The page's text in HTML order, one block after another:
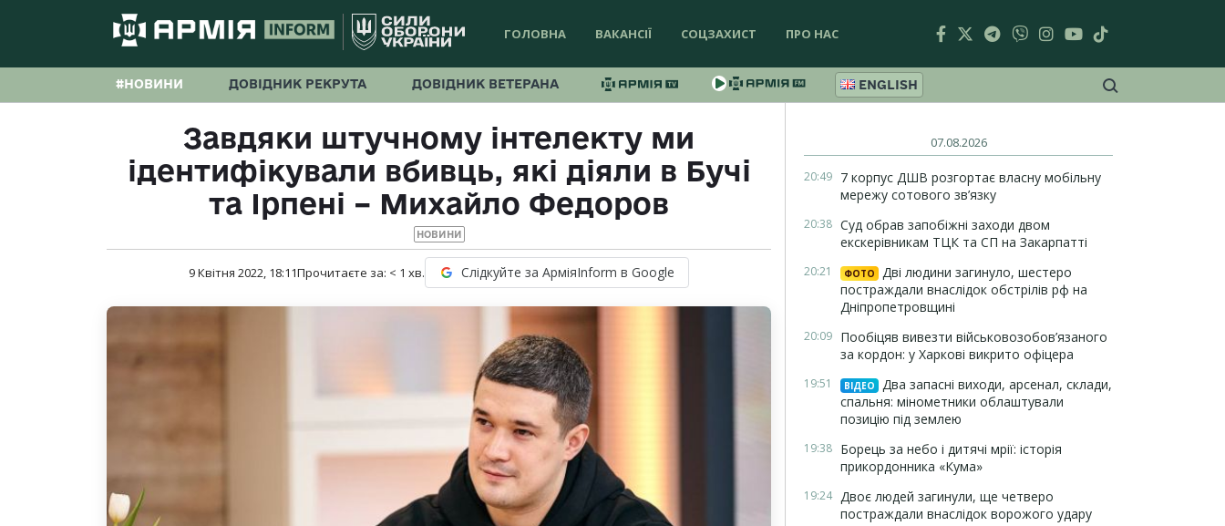
ГОЛОВНА ВАКАНСІЇ СОЦЗАХИСТ ПРО НАС
#НОВИНИ ДОВІДНИК РЕКРУТА ДОВІДНИК ВЕТЕРАНА ENGLISH
Завдяки штучному інтелекту ми
ідентифікували вбивць, які діяли в Бучі
та Ірпені – Михайло Федоров
НОВИНИ
9 Квітня 2022, 18:11Прочитаєте за: < 1 хв. Слідкуйте за АрміяInform в Google
07.08.2026
20:49 7 корпус ДШВ розгортає власну мобільну
мережу сотового зв’язку
20:38 Суд обрав запобіжні заходи двом
екскерівникам ТЦК та СП на Закарпатті
20:21 ФОТО
Дві людини загинуло, шестеро
постраждали внаслідок обстрілів рф на
Дніпропетровщині
20:09 Пообіцяв вивезти військовозобов’язаного
за кордон: у Харкові викрито офіцера
19:51 ВІДЕО
Два запасні виходи, арсенал, склади,
спальня: мінометники облаштували
позицію під землею
19:38 Борець за небо і дитячі мрії: історія
прикордонника «Кума»
19:24 Двоє людей загинули, ще четверо
постраждали внаслідок ворожого удару